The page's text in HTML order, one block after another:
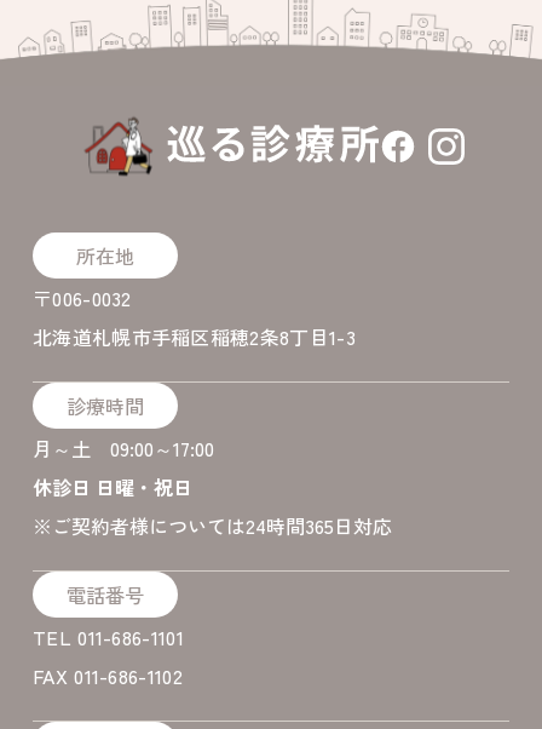
所在地
〒006-0032
北海道札幌市手稲区稲穂2条8丁目1-3
診療時間
月～土 09:00～17:00
休診日 日曜・祝日
​※ご契約者様については24時間365日対応
電話番号
TEL 011-686-1101
FAX 011-686-1102